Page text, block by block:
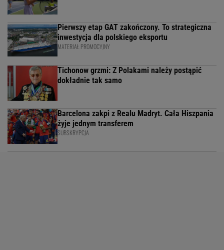
Pierwszy etap GAT zakończony. To strategiczna
inwestycja dla polskiego eksportu
MATERIAŁ PROMOCYJNY
Tichonow grzmi: Z Polakami należy postąpić
dokładnie tak samo
Barcelona zakpi z Realu Madryt. Cała Hiszpania
żyje jednym transferem
SUBSKRYPCJA